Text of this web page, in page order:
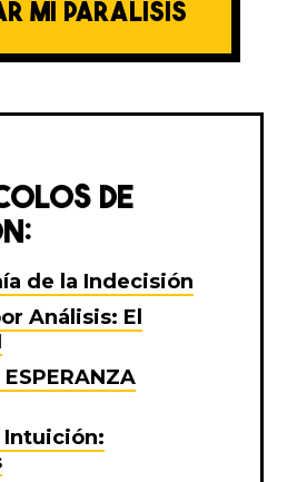
MI PARÁLISIS
DE
de la Indecisión
Análisis: El
Intuición: